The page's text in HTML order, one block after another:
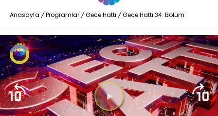
Anasayfa / Programlar / Gece Hattı / Gece Hattı 34. Bölüm